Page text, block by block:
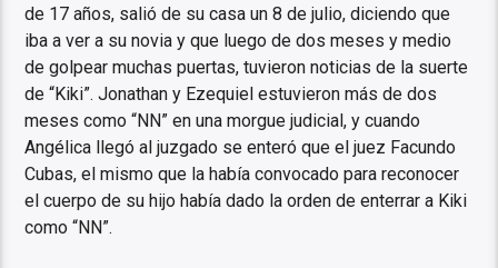
de 17 años, salió de su casa un 8 de julio, diciendo que
iba a ver a su novia y que luego de dos meses y medio
de golpear muchas puertas, tuvieron noticias de la suerte
de “Kiki”. Jonathan y Ezequiel estuvieron más de dos
meses como “NN” en una morgue judicial, y cuando
Angélica llegó al juzgado se enteró que el juez Facundo
Cubas, el mismo que la había convocado para reconocer
el cuerpo de su hijo había dado la orden de enterrar a Kiki
como “NN”.